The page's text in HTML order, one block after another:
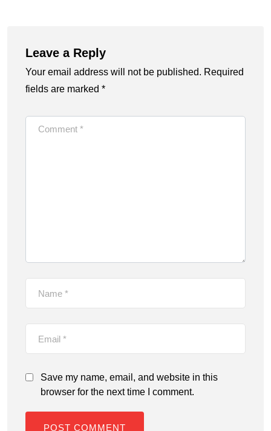
Leave a Reply
Your email address will not be published. Required
fields are marked *
Save my name, email, and website in this
browser for the next time I comment.